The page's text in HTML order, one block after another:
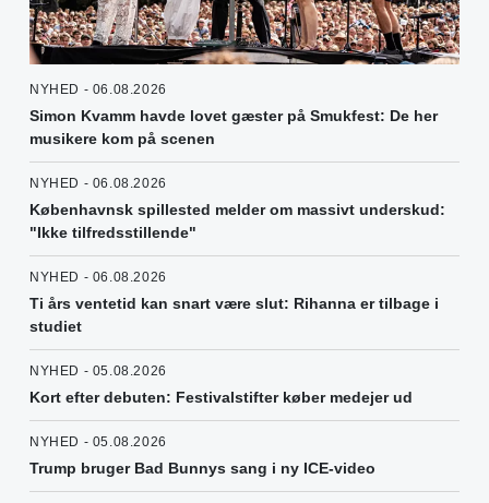
NYHED - 06.08.2026
Simon Kvamm havde lovet gæster på Smukfest: De her
musikere kom på scenen
NYHED - 06.08.2026
Københavnsk spillested melder om massivt underskud:
"Ikke tilfredsstillende"
NYHED - 06.08.2026
Ti års ventetid kan snart være slut: Rihanna er tilbage i
studiet
NYHED - 05.08.2026
Kort efter debuten: Festivalstifter køber medejer ud
NYHED - 05.08.2026
Trump bruger Bad Bunnys sang i ny ICE-video